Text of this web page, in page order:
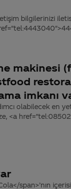
bilgilerinizi
makinesi
imkanı
olabilecek en
<a
span>’nın